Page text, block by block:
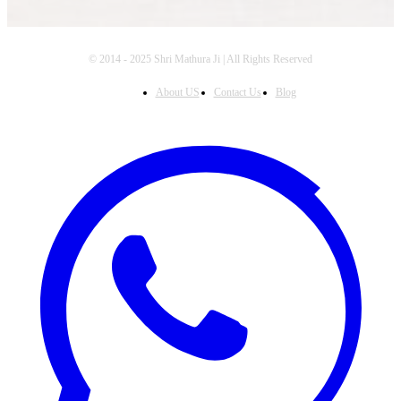
© 2014 - 2025 Shri Mathura Ji | All Rights Reserved
About US Contact Us Blog